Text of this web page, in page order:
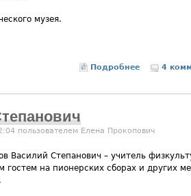
музея.
Подробнеео История
4
пользователем Елена Прокопович
Василий Степанович – учитель
гостем на пионерских сборах и других